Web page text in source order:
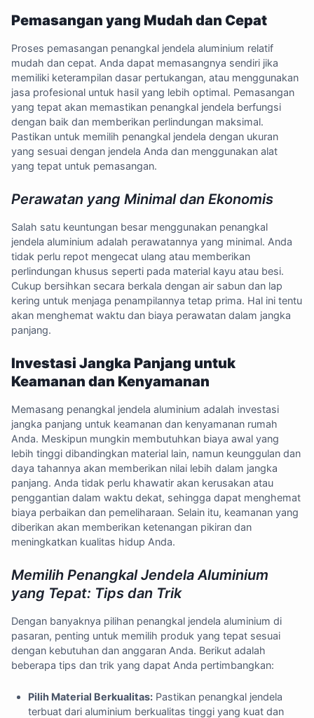
Pemasangan yang Mudah dan Cepat
Proses pemasangan penangkal jendela aluminium relatif
mudah dan cepat. Anda dapat memasangnya sendiri jika
memiliki keterampilan dasar pertukangan, atau menggunakan
jasa profesional untuk hasil yang lebih optimal. Pemasangan
yang tepat akan memastikan penangkal jendela berfungsi
dengan baik dan memberikan perlindungan maksimal.
Pastikan untuk memilih penangkal jendela dengan ukuran
yang sesuai dengan jendela Anda dan menggunakan alat
yang tepat untuk pemasangan.
Perawatan yang Minimal dan Ekonomis
Salah satu keuntungan besar menggunakan penangkal
jendela aluminium adalah perawatannya yang minimal. Anda
tidak perlu repot mengecat ulang atau memberikan
perlindungan khusus seperti pada material kayu atau besi.
Cukup bersihkan secara berkala dengan air sabun dan lap
kering untuk menjaga penampilannya tetap prima. Hal ini tentu
akan menghemat waktu dan biaya perawatan dalam jangka
panjang.
Investasi Jangka Panjang untuk
Keamanan dan Kenyamanan
Memasang penangkal jendela aluminium adalah investasi
jangka panjang untuk keamanan dan kenyamanan rumah
Anda. Meskipun mungkin membutuhkan biaya awal yang
lebih tinggi dibandingkan material lain, namun keunggulan dan
daya tahannya akan memberikan nilai lebih dalam jangka
panjang. Anda tidak perlu khawatir akan kerusakan atau
penggantian dalam waktu dekat, sehingga dapat menghemat
biaya perbaikan dan pemeliharaan. Selain itu, keamanan yang
diberikan akan memberikan ketenangan pikiran dan
meningkatkan kualitas hidup Anda.
Memilih Penangkal Jendela Aluminium
yang Tepat: Tips dan Trik
Dengan banyaknya pilihan penangkal jendela aluminium di
pasaran, penting untuk memilih produk yang tepat sesuai
dengan kebutuhan dan anggaran Anda. Berikut adalah
beberapa tips dan trik yang dapat Anda pertimbangkan:
Pilih Material Berkualitas: Pastikan penangkal jendela
terbuat dari aluminium berkualitas tinggi yang kuat dan